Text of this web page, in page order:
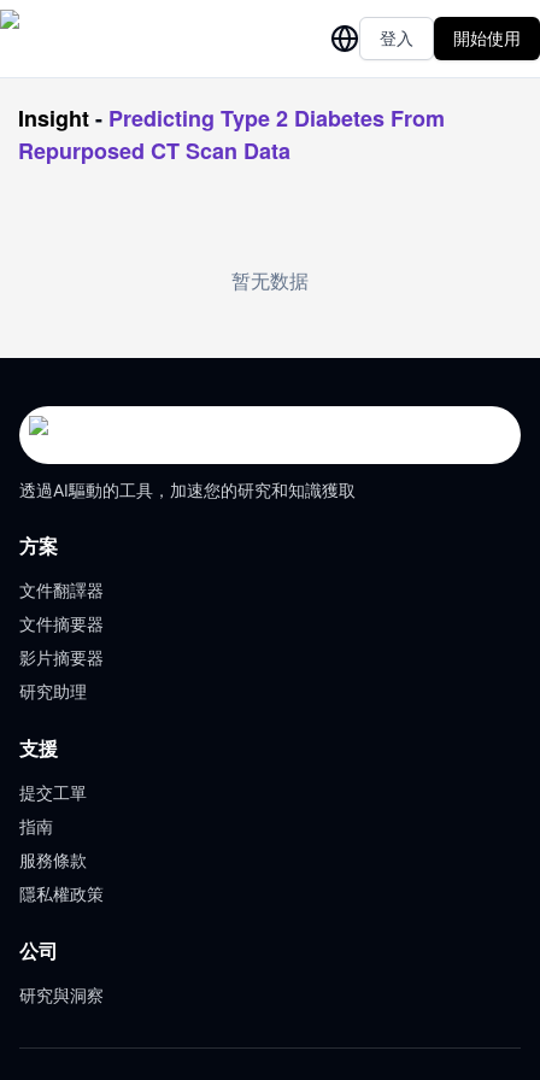
登入 開始使用
Insight- Predicting Type 2 Diabetes From
Repurposed CT Scan Data
暂无数据
透過AI驅動的工具，加速您的研究和知識獲取
方案
文件翻譯器
文件摘要器
影片摘要器
研究助理
支援
提交工單
指南
服務條款
隱私權政策
公司
研究與洞察